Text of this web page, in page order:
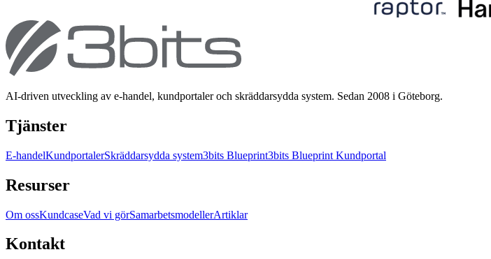
AI-driven utveckling av e-handel, kundportaler och skräddarsydda system. Sedan 2008 i Göteborg.
Tjänster
E-handelKundportalerSkräddarsydda system3bits Blueprint3bits Blueprint Kundportal
Resurser
Om ossKundcaseVad vi görSamarbetsmodellerArtiklar
Kontakt